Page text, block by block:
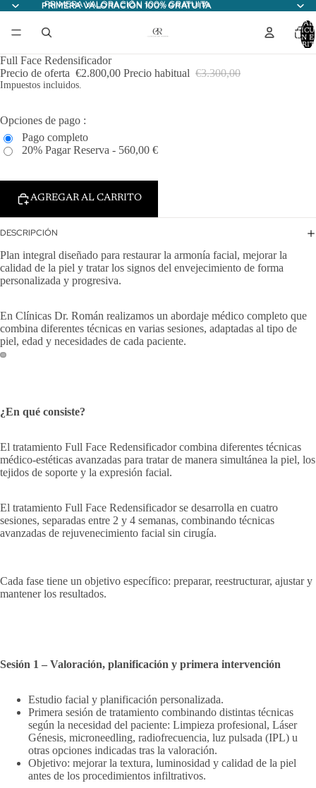
PRIMERA VALORACIÓN 100% GRATUITA
PRIMERA VALORACIÓN 100% GRATUITA
TOTAL
EN
Full Face Redensificador
Precio de oferta €2.800,00 Precio habitual €3.300,00
Impuestos incluidos.
Opciones de pago :
Pago completo
20% Pagar Reserva - 560,00 €
AGREGAR AL CARRITO
DESCRIPCIÓN
Plan integral diseñado para restaurar la armonía facial, mejorar la
calidad de la piel y tratar los signos del envejecimiento de forma
personalizada y progresiva.
En Clínicas Dr. Román realizamos un abordaje médico completo que
combina diferentes técnicas en varias sesiones, adaptadas al tipo de
piel, edad y necesidades de cada paciente.
¿En qué consiste?
El tratamiento Full Face Redensificador combina diferentes técnicas
médico-estéticas avanzadas para tratar de manera simultánea la piel, los
tejidos de soporte y la expresión facial.
El tratamiento Full Face Redensificador se desarrolla en cuatro
sesiones, separadas entre 2 y 4 semanas, combinando técnicas
avanzadas de rejuvenecimiento facial sin cirugía.
Cada fase tiene un objetivo específico: preparar, reestructurar, ajustar y
mantener los resultados.
Sesión 1 – Valoración, planificación y primera intervención
Estudio facial y planificación personalizada.
Primera sesión de tratamiento combinando distintas técnicas
según la necesidad del paciente: Limpieza profesional, Láser
Génesis, microneedling, radiofrecuencia, luz pulsada (IPL) u
otras opciones indicadas tras la valoración.
Objetivo: mejorar la textura, luminosidad y calidad de la piel
antes de los procedimientos infiltrativos.